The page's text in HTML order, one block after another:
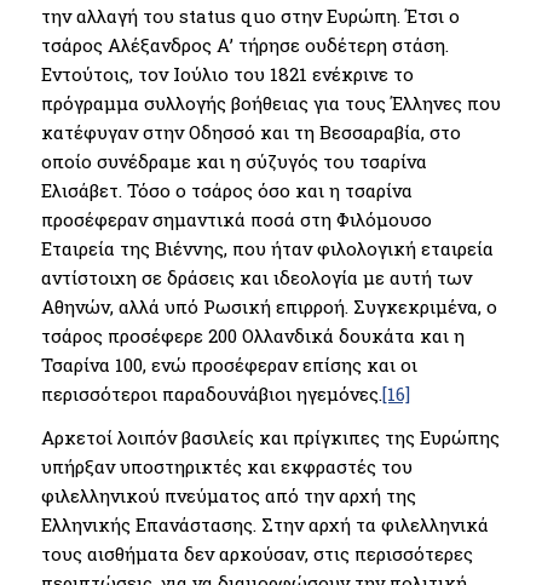
την αλλαγή του status quo στην Ευρώπη. Έτσι ο
τσάρος Αλέξανδρος Α’ τήρησε ουδέτερη στάση.
Εντούτοις, τον Ιούλιο του 1821 ενέκρινε το
πρόγραμμα συλλογής βοήθειας για τους Έλληνες που
κατέφυγαν στην Οδησσό και τη Βεσσαραβία, στο
οποίο συνέδραμε και η σύζυγός του τσαρίνα
Ελισάβετ. Τόσο ο τσάρος όσο και η τσαρίνα
προσέφεραν σημαντικά ποσά στη Φιλόμουσο
Εταιρεία της Βιέννης, που ήταν φιλολογική εταιρεία
αντίστοιχη σε δράσεις και ιδεολογία με αυτή των
Αθηνών, αλλά υπό Ρωσική επιρροή. Συγκεκριμένα, ο
τσάρος προσέφερε 200 Ολλανδικά δουκάτα και η
Τσαρίνα 100, ενώ προσέφεραν επίσης και οι
περισσότεροι παραδουνάβιοι ηγεμόνες.[16]
Αρκετοί λοιπόν βασιλείς και πρίγκιπες της Ευρώπης
υπήρξαν υποστηρικτές και εκφραστές του
φιλελληνικού πνεύματος από την αρχή της
Ελληνικής Επανάστασης. Στην αρχή τα φιλελληνικά
τους αισθήματα δεν αρκούσαν, στις περισσότερες